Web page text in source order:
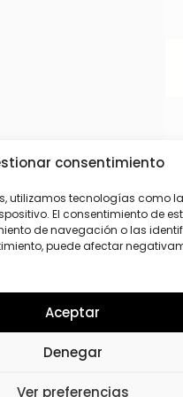
consentimiento
utilizamos tecnologías como
El consentimiento de
de navegación o las
puede afectar
Aceptar
Denegar
Ver preferencias